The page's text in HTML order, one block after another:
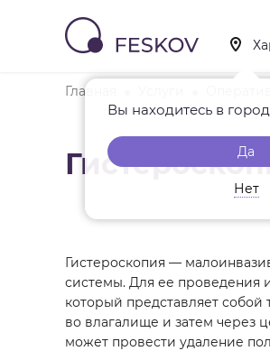
Вы находитесь в
Да
Нет
Главная
Гистероскопия —
системы. Для ее проведения
который представляет
во влагалище и затем через
может провести удаление